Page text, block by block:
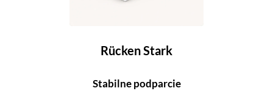
Rücken Stark
Stabilne podparcie